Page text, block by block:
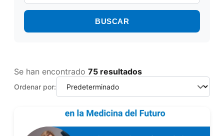
BUSCAR
Se han encontrado 75 resultados
Ordenar por: